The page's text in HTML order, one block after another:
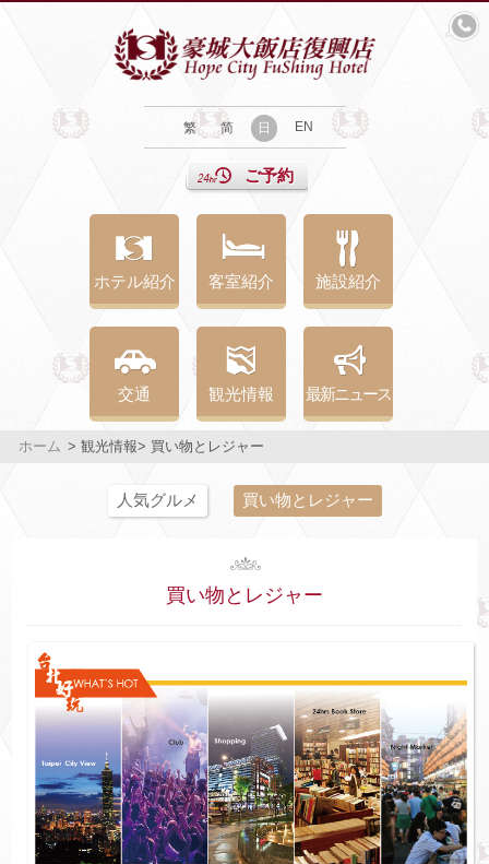
繁 简 日 EN
ご予約
ホテル紹介 客室紹介 施設紹介
交通 観光情報 最新ニュース
ホーム > 観光情報> 買い物とレジャー
人気グルメ 買い物とレジャー
買い物とレジャー